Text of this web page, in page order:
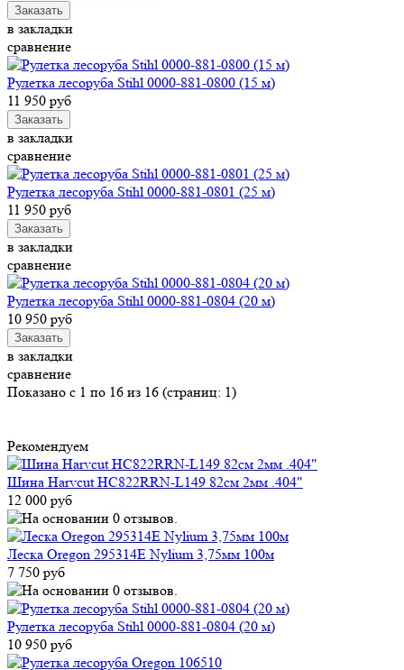
в закладки
сравнение
Рулетка лесоруба Stihl 0000-881-0800 (15 м)
11 950 руб
в закладки
сравнение
Рулетка лесоруба Stihl 0000-881-0801 (25 м)
11 950 руб
в закладки
сравнение
Рулетка лесоруба Stihl 0000-881-0804 (20 м)
10 950 руб
в закладки
сравнение
Показано с 1 по 16 из 16 (страниц: 1)
Рекомендуем
Шина Harvcut HC822RRN-L149 82см 2мм .404"
12 000 руб
Леска Oregon 295314E Nylium 3,75мм 100м
7 750 руб
Рулетка лесоруба Stihl 0000-881-0804 (20 м)
10 950 руб